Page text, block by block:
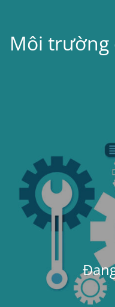
Môi trường